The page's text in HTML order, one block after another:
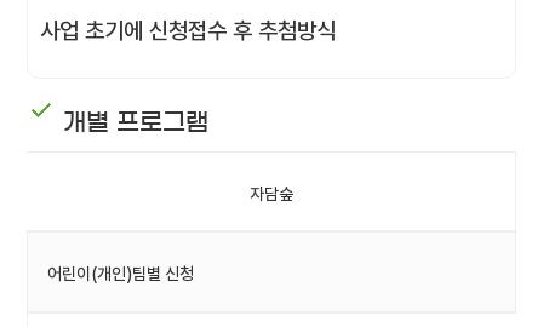
사업 초기에 신청접수 후 추첨방식
개별 프로그램
자담숲
어린이(개인)팀별 신청